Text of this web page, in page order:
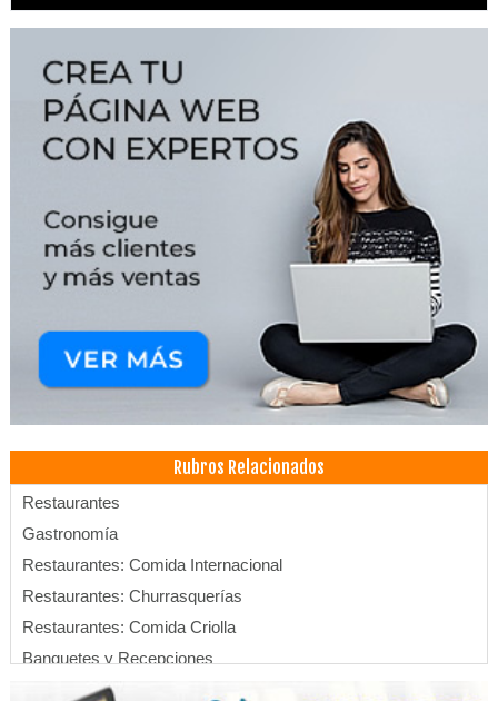
Rubros Relacionados
Restaurantes
Gastronomía
Restaurantes: Comida Internacional
Restaurantes: Churrasquerías
Restaurantes: Comida Criolla
Banquetes y Recepciones
Servicios de Gastronomía